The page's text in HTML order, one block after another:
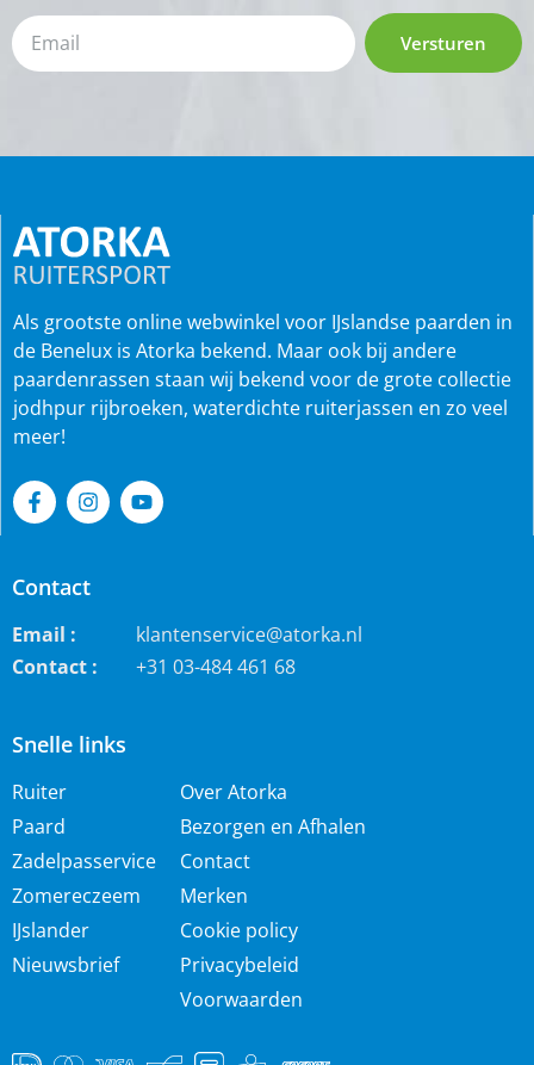
Versturen
Snelle links
Ruiter
Paard
Zadelpasservice
Zomereczeem
IJslander
Nieuwsbrief
Over Atorka
Bezorgen en Afhalen
Contact
Merken
Cookie policy
Privacybeleid
Voorwaarden
Als grootste online webwinkel voor IJslandse paarden in
de Benelux is Atorka bekend. Maar ook bij andere
paardenrassen staan wij bekend voor de grote collectie
jodhpur rijbroeken, waterdichte ruiterjassen en zo veel
meer!
Contact
Email :
klantenservice@atorka.nl
Contact :
+31 03-484 461 68